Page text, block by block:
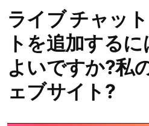
ライブ チャッ
トを追加する
よいですか?私
ェブサイト?